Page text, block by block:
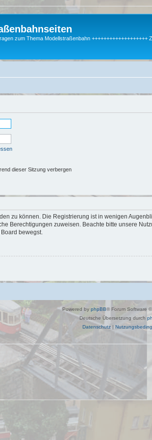
zum Thema Modellstraßenbahn +++++++++++++++++++
dieser Sitzung verbergen
zu können. Die Registrierung ist in wenigen
Berechtigungen zuweisen. Beachte bitte unsere
bewegst.
Powered by phpBB® Forum Software
Deutsche Übersetzung durch
Datenschutz|